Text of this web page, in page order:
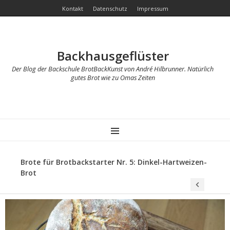
Kontakt Datenschutz Impressum
Backhausgeflüster
Der Blog der Backschule BrotBackKunst von André Hilbrunner. Natürlich
gutes Brot wie zu Omas Zeiten
MENU
Brote für Brotbackstarter Nr. 5: Dinkel-Hartweizen-
Brot